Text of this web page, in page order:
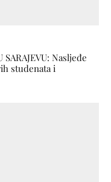
SARAJEVU: Nasljeđe
studenata i